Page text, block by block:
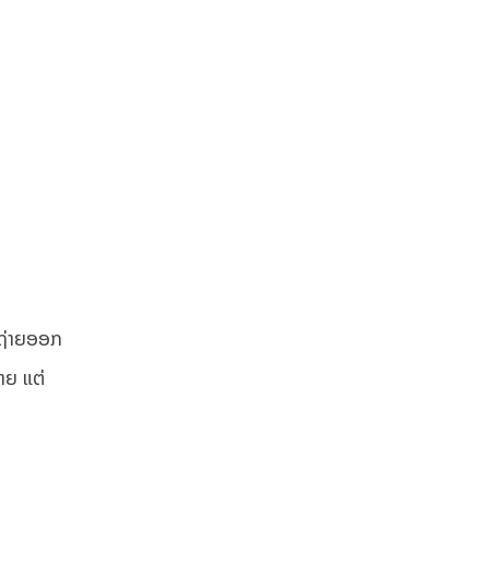
າຍອອກ
ຍ ແຕ່